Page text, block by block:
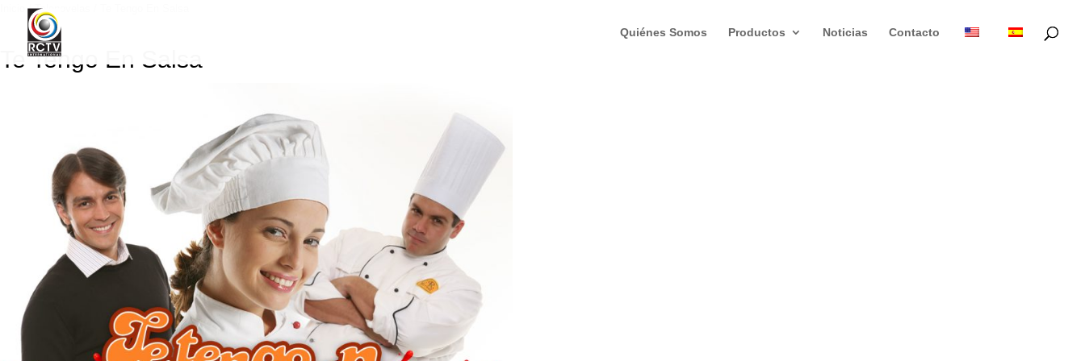
Quiénes Somos Productos Noticias Contacto
/Telenovelas
Te Tengo En Salsa